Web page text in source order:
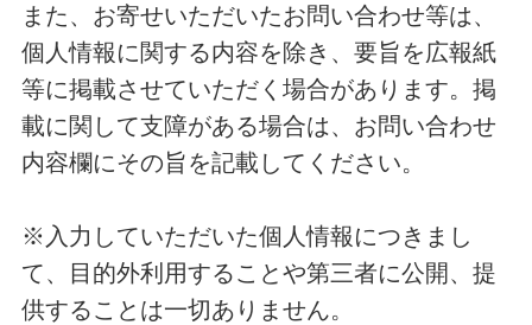
また、お寄せいただいたお問い合わせ等は、
個人情報に関する内容を除き、要旨を広報紙
等に掲載させていただく場合があります。掲
載に関して支障がある場合は、お問い合わせ
内容欄にその旨を記載してください。
※入力していただいた個人情報につきまし
て、目的外利用することや第三者に公開、提
供することは一切ありません。